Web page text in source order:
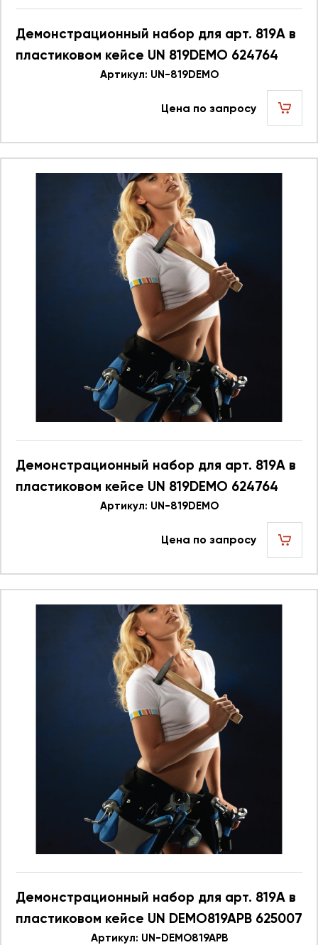
Демонстрационный набор для арт. 819A в
пластиковом кейсе UN 819DEMO 624764
Артикул: UN-819DEMO
Цена по запросу
Демонстрационный набор для арт. 819A в
пластиковом кейсе UN 819DEMO 624764
Артикул: UN-819DEMO
Цена по запросу
Демонстрационный набор для арт. 819A в
пластиковом кейсе UN DEMO819APB 625007
Артикул: UN-DEMO819APB